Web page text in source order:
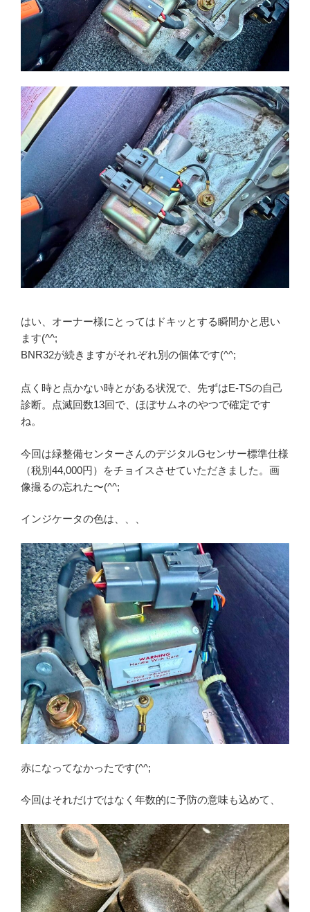
はい、オーナー様にとってはドキッとする瞬間かと思い
ます(^^;
BNR32が続きますがそれぞれ別の個体です(^^;
点く時と点かない時とがある状況で、先ずはE-TSの自己
診断。点滅回数13回で、ほぼサムネのやつで確定です
ね。
今回は緑整備センターさんのデジタルGセンサー標準仕様
（税別44,000円）をチョイスさせていただきました。画
像撮るの忘れた〜(^^;
インジケータの色は、、、
赤になってなかったです(^^;
今回はそれだけではなく年数的に予防の意味も込めて、